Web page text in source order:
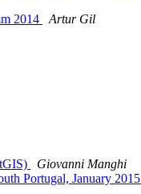
2014
Artur Gil
Giovanni Manghi
Portugal, January 2015